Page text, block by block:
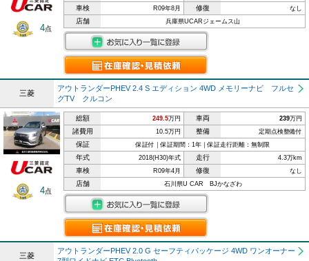
4点
車検 R09年8月 修復 なし
店舗 兵庫県UCARジェームス山
三菱
アウトランダーPHEV 2.4 S エディション 4WD メモリーナビ フルセ
グTV クルコン
4点
総額 249.5万円 車両 239万円
諸費用 10.5万円 整備 定期点検整備付
保証 保証付｜保証期間：1年｜保証走行距離：無制限
年式 2018(H30)年式 走行 4.3万km
車検 R09年4月 修復 なし
店舗 石川県U CAR BJかなざわ
三菱
アウトランダーPHEV 2.0 G セーフティパッケージ 4WD ワンオーナー